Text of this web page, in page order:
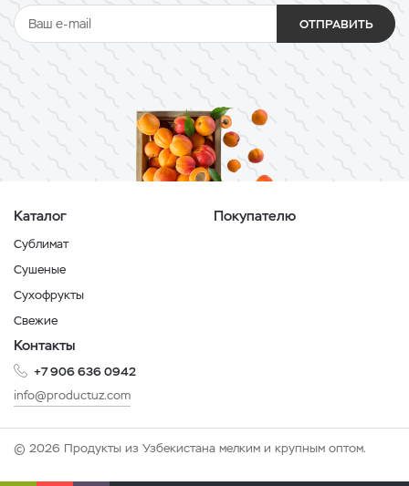
ОТПРАВИТЬ
Каталог
Сублимат
Сушеные
Сухофрукты
Свежие
Покупателю
Контакты
+7 906 636 0942
info@productuz.com
© 2026 Продукты из Узбекистана мелким и крупным оптом.